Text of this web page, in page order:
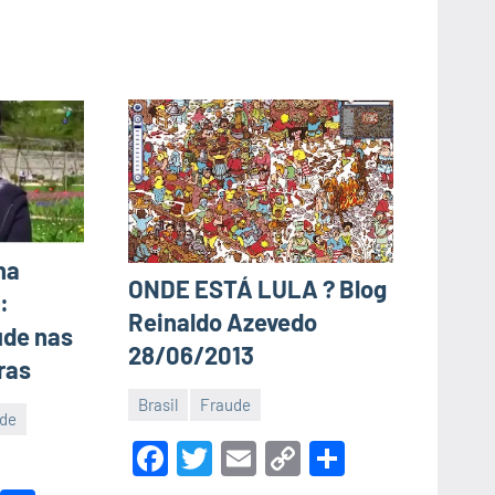
nas
ONDE ESTÁ LULA ? Blog
Reinaldo Azevedo
28/06/2013
Brasil Fraude
de
novembro
GarrettFacebook
Twitter
EmailCopy